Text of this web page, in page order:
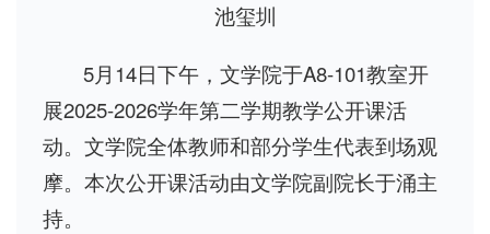
池玺圳
5月14日下午，文学院于A8-101教室开
展2025-2026学年第二学期教学公开课活
动。文学院全体教师和部分学生代表到场观
摩。本次公开课活动由文学院副院长于涌主
持。